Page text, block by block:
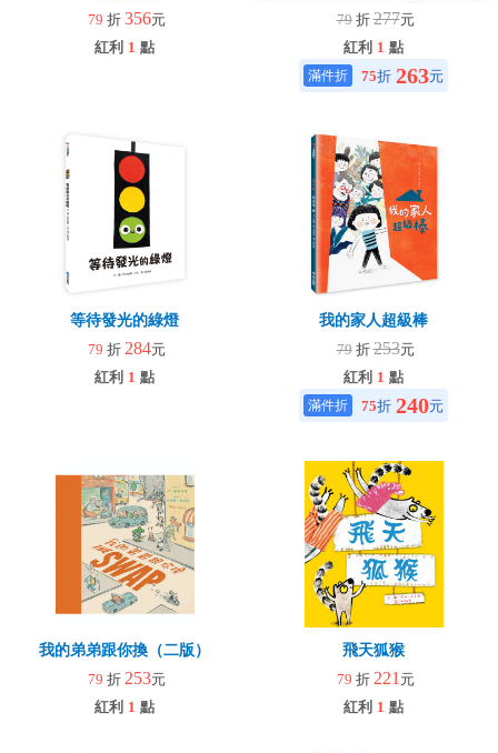
79 折 356元
紅利 1 點
79 折277元
紅利 1 點
75折 263元
等待發光的綠燈
79 折 284元
紅利 1 點
我的家人超級棒
79 折253元
紅利 1 點
75折 240元
我的弟弟跟你換（二版）
79 折 253元
紅利 1 點
飛天狐猴
79 折 221 元
紅利 1 點